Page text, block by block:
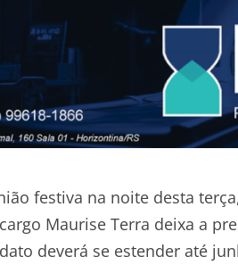
festiva na noite desta
Maurise Terra deixa a
deverá se estender até